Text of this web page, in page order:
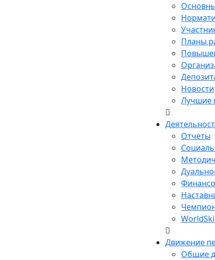
Планы
Новости
Лучшие
Отчеты
Движение
Общие